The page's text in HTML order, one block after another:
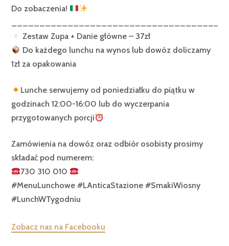
Do zobaczenia!
Zestaw Zupa + Danie główne – 37zł
Do każdego lunchu na wynos lub dowóz doliczamy
1zł za opakowania
Lunche serwujemy od poniedziałku do piątku w
godzinach 12:00-16:00 lub do wyczerpania
przygotowanych porcji
Zamówienia na dowóz oraz odbiór osobisty prosimy
składać pod numerem:
730 310 010
#MenuLunchowe #LAnticaStazione #SmakiWiosny
#LunchWTygodniu
Zobacz nas na Facebooku